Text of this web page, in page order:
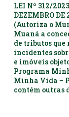
LEI Nº 312/
DEZEMBRO DE
(Autoriza o
Muaná a
de tributos que
incidentes
e imóveis
Programa
Minha Vida –
contém outras